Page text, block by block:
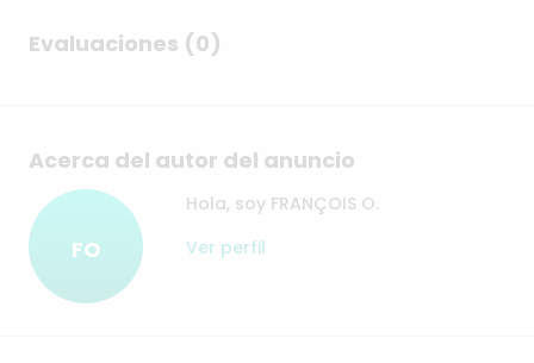
Evaluaciones (0)
Acerca del autor del anuncio
FO
Hola, soy FRANÇOIS O.
Ver perfil